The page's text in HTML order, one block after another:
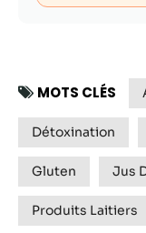
MOTS CLÉS
Détoxination
Gluten Jus
Produits Laitiers